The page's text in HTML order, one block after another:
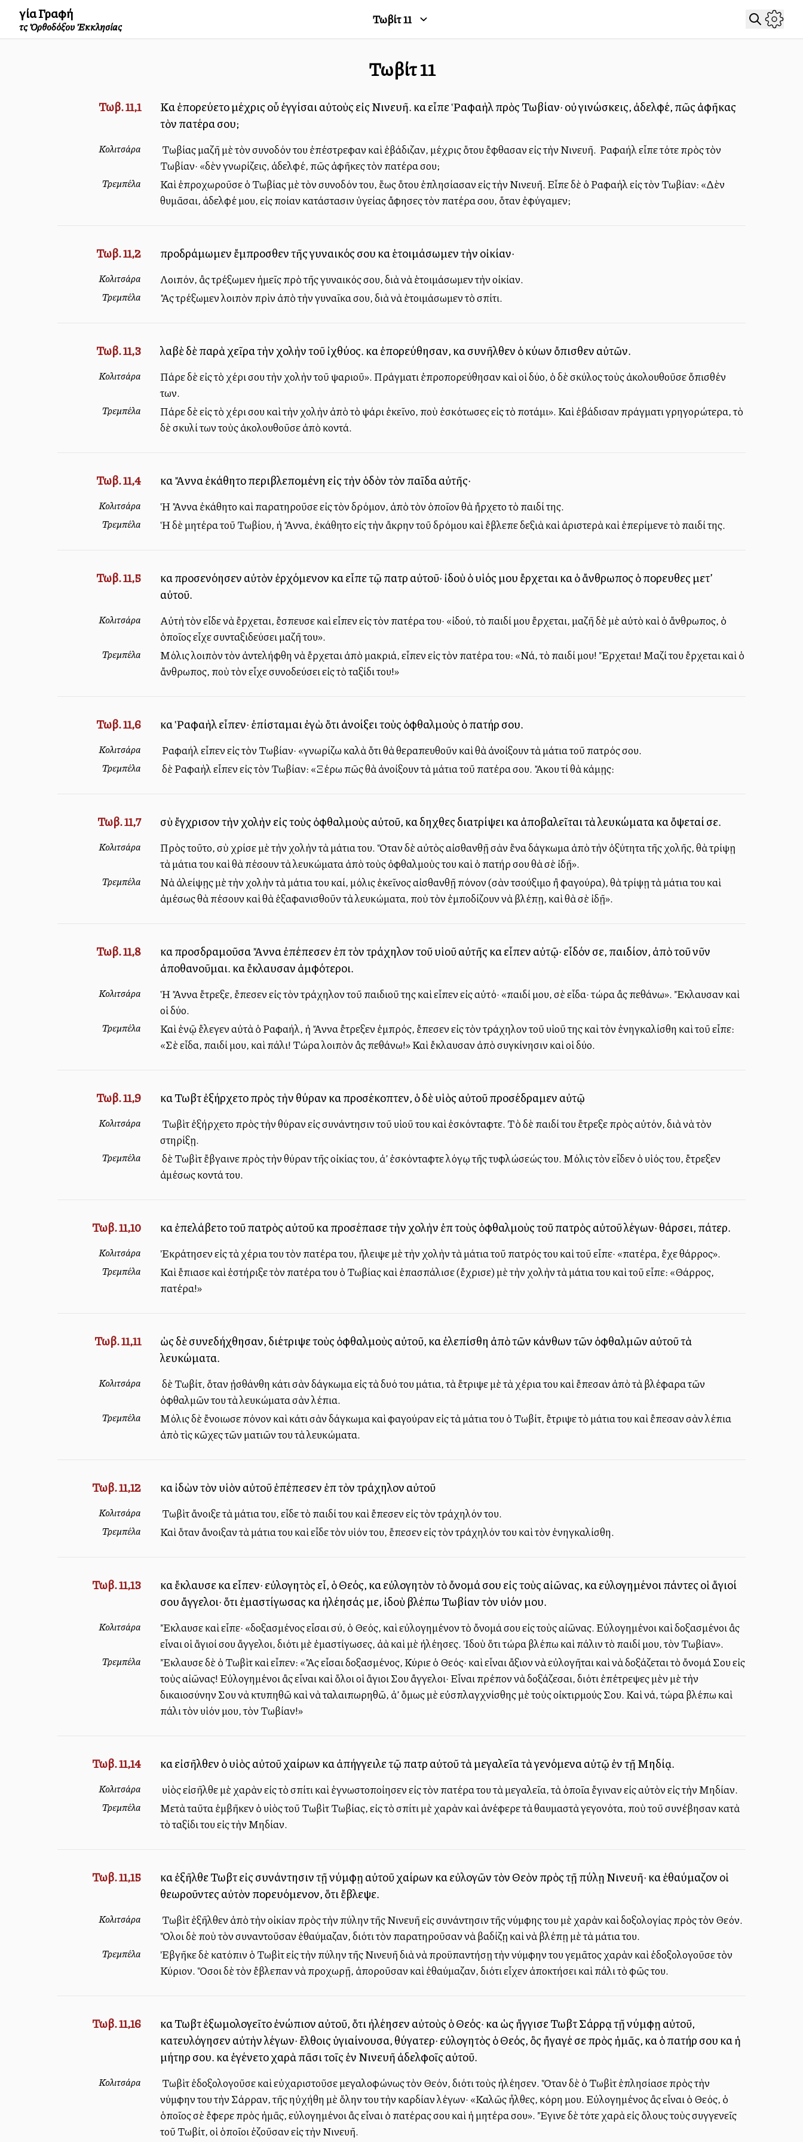
Ἁγία Γραφή
τῆς Ὀρθοδόξου Ἐκκλησίας Τωβίτ11
Τωβίτ11
Τωβ. 11,1
Καὶ ἐπορεύετο μέχρις οὗ ἐγγίσαι αὐτοὺς εἰς Νινευῆ. καὶ εἶπε Ῥαφαὴλ πρὸς Τωβίαν· οὐ γινώσκεις, ἀδελφέ, πῶς ἀφῆκας
τὸν πατέρα σου;
Κολιτσάρα
Ὁ Τωβίας μαζῆ μὲ τὸν συνοδόν του ἐπέστρεφαν καὶ ἐβάδιζαν, μέχρις ὅτου ἔφθασαν εἰς τὴν Νινευῆ. Ὁ Ραφαήλ εἶπε τότε πρὸς τὸν
Τωβίαν· «δὲν γνωρίζεις, ἀδελφέ, πῶς ἀφῆκες τὸν πατέρα σου;
Τρεμπέλα
Καὶ ἐπροχωροῦσε ὁ Τωβίας μὲ τὸν συνοδόν του, ἕως ὅτου ἐπλησίασαν εἰς τὴν Νινευῆ. Εἶπε δὲ ὁ Ραφαὴλ εἰς τὸν Τωβίαν: «Δὲν
θυμᾶσαι, ἀδελφέ μου, εἰς ποίαν κατάστασιν ὑγείας ἄφησες τὸν πατέρα σου, ὅταν ἐφύγαμεν;
Τωβ. 11,2 προδράμωμεν ἔμπροσθεν τῆς γυναικός σου καὶ ἑτοιμάσωμεν τὴν οἰκίαν·
Κολιτσάρα Λοιπόν, ἂς τρέξωμεν ἡμεῖς πρὸ τῆς γυναικός σου, διὰ νὰ ἑτοιμάσωμεν τὴν οἰκίαν.
Τρεμπέλα Ἂς τρέξωμεν λοιπὸν πρὶν ἀπὸ τὴν γυναῖκα σου, διὰ νὰ ἑτοιμάσωμεν τὸ σπίτι.
Τωβ. 11,3 λαβὲ δὲ παρὰ χεῖρα τὴν χολὴν τοῦ ἰχθύος. καὶ ἐπορεύθησαν, καὶ συνῆλθεν ὁ κύων ὄπισθεν αὐτῶν.
Κολιτσάρα
Πάρε δὲ εἰς τὸ χέρι σου τὴν χολὴν τοῦ ψαριοῦ». Πράγματι ἐπροπορεύθησαν καὶ οἱ δύο, ὁ δὲ σκύλος τοὺς ἀκολουθοῦσε ὄπισθέν
των.
Τρεμπέλα
Πάρε δὲ εἰς τὸ χέρι σου καὶ τὴν χολὴν ἀπὸ τὸ ψάρι ἐκεῖνο, ποὺ ἐσκότωσες εἰς τὸ ποτάμι». Καὶ ἐβάδισαν πράγματι γρηγορώτερα, τὸ
δὲ σκυλί των τοὺς ἀκολουθοῦσε ἀπὸ κοντά.
Τωβ. 11,4 καὶ Ἄννα ἐκάθητο περιβλεπομένη εἰς τὴν ὁδὸν τὸν παῖδα αὐτῆς·
Κολιτσάρα Ἡ Ἂννα ἐκάθητο καὶ παρατηροῦσε εἰς τὸν δρόμον, ἀπὸ τὸν ὁποῖον θὰ ἤρχετο τὸ παιδί της.
Τρεμπέλα Ἡ δὲ μητέρα τοῦ Τωβίου, ἡ Ἄννα, ἐκάθητο εἰς τὴν ἄκρην τοῦ δρόμου καὶ ἔβλεπε δεξιὰ καὶ ἀριστερὰ καὶ ἐπερίμενε τὸ παιδί της.
Τωβ. 11,5
καὶ προσενόησεν αὐτὸν ἐρχόμενον καὶ εἶπε τῷ πατρὶ αὐτοῦ· ἰδοὺ ὁ υἱός μου ἔρχεται καὶ ὁ ἄνθρωπος ὁ πορευθεὶς μετ’
αὐτοῦ.
Κολιτσάρα
Αὐτὴ τὸν εἶδε νὰ ἔρχεται, ἔσπευσε καὶ εἶπεν εἰς τὸν πατέρα του· «ἰδού, τὸ παιδί μου ἔρχεται, μαζῆ δὲ μὲ αὐτὸ καὶ ὁ ἄνθρωπος, ὁ
ὁποῖος εἶχε συνταξιδεύσει μαζῆ του».
Τρεμπέλα
Μόλις λοιπὸν τὸν ἀντελήφθη νὰ ἔρχεται ἀπὸ μακριά, εἶπεν εἰς τὸν πατέρα του: «Νά, τὸ παιδί μου! Ἔρχεται! Μαζί του ἔρχεται καὶ ὁ
ἄνθρωπος, ποὺ τὸν εἶχε συνοδεύσει εἰς τὸ ταξίδι του!»
Τωβ. 11,6 καὶ Ῥαφαὴλ εἶπεν· ἐπίσταμαι ἐγὼ ὅτι ἀνοίξει τοὺς ὀφθαλμοὺς ὁ πατήρ σου.
Κολιτσάρα Ὁ Ραφαήλ εἶπεν εἰς τὸν Τωβίαν· «γνωρίζω καλὰ ὅτι θὰ θεραπευθοῦν καὶ θὰ ἀνοίξουν τὰ μάτια τοῦ πατρός σου.
Τρεμπέλα Ὁ δὲ Ραφαὴλ εἶπεν εἰς τὸν Τωβίαν: «Ξέρω πῶς θὰ ἀνοίξουν τὰ μάτια τοῦ πατέρα σου. Ἄκου τί θὰ κάμῃς:
Τωβ. 11,7 σὺ ἔγχρισον τὴν χολὴν εἰς τοὺς ὀφθαλμοὺς αὐτοῦ, καὶ δηχθεὶς διατρίψει καὶ ἀποβαλεῖται τὰ λευκώματα καὶ ὄψεταί σε.
Κολιτσάρα
Πρὸς τοῦτο, σὺ χρίσε μὲ τὴν χολὴν τὰ μάτια του. Ὅταν δὲ αὐτὸς αἰσθανθῇ σὰν ἕνα δάγκωμα ἀπὸ τὴν ὀξύτητα τῆς χολῆς, θὰ τρίψῃ
τὰ μάτια του καὶ θὰ πέσουν τὰ λευκώματα ἀπὸ τοὺς ὀφθαλμοὺς του καὶ ὁ πατήρ σου θὰ σὲ ἰδῇ».
Τρεμπέλα
Νὰ ἀλείψῃς μὲ τὴν χολὴν τὰ μάτια του καί, μόλις ἐκεῖνος αἰσθανθῇ πόνον (σὰν τσούξιμο ἢ φαγούρα), θὰ τρίψῃ τὰ μάτια του καὶ
ἀμέσως θὰ πέσουν καὶ θὰ ἐξαφανισθοῦν τὰ λευκώματα, ποὺ τὸν ἐμποδίζουν νὰ βλέπῃ, καὶ θὰ σὲ ἰδῇ».
Τωβ. 11,8
καὶ προσδραμοῦσα Ἄννα ἐπέπεσεν ἐπὶ τὸν τράχηλον τοῦ υἱοῦ αὐτῆς καὶ εἶπεν αὐτῷ· εἶδόν σε, παιδίον, ἀπὸ τοῦ νῦν
ἀποθανοῦμαι. καὶ ἔκλαυσαν ἀμφότεροι.
Κολιτσάρα
Ἡ Ἄννα ἔτρεξε, ἔπεσεν εἰς τὸν τράχηλον τοῦ παιδιοῦ της καὶ εἶπεν εἰς αὐτό· «παιδί μου, σὲ εἶδα· τώρα ἂς πεθάνω». Ἔκλαυσαν καὶ
οἱ δύο.
Τρεμπέλα
Καὶ ἐνῷ ἔλεγεν αὐτὰ ὁ Ραφαήλ, ἡ Ἄννα ἔτρεξεν ἐμπρός, ἔπεσεν εἰς τὸν τράχηλον τοῦ υἱοῦ της καὶ τὸν ἐνηγκαλίσθη καὶ τοῦ εἶπε:
«Σὲ εἶδα, παιδί μου, καὶ πάλι! Τώρα λοιπὸν ἂς πεθάνω!» Καὶ ἔκλαυσαν ἀπὸ συγκίνησιν καὶ οἱ δύο.
Τωβ. 11,9 καὶ Τωβὶτ ἐξήρχετο πρὸς τὴν θύραν καὶ προσέκοπτεν, ὁ δὲ υἱὸς αὐτοῦ προσέδραμεν αὐτῷ
Κολιτσάρα
Ὁ Τωβὶτ ἐξήρχετο πρὸς τὴν θύραν εἰς συνάντησιν τοῦ υἱοῦ του καὶ ἐσκόνταφτε. Τὸ δὲ παιδί του ἔτρεξε πρὸς αὐτόν, διὰ νὰ τὸν
στηρίξῃ.
Τρεμπέλα
Ὁ δὲ Τωβὶτ ἔβγαινε πρὸς τὴν θύραν τῆς οἰκίας του, ἀλλ’ ἐσκόνταφτε λόγῳ τῆς τυφλώσεώς του. Μόλις τὸν εἶδεν ὁ υἱός του, ἔτρεξεν
ἀμέσως κοντά του.
Τωβ. 11,10 καὶ ἐπελάβετο τοῦ πατρὸς αὐτοῦ καὶ προσέπασε τὴν χολὴν ἐπὶ τοὺς ὀφθαλμοὺς τοῦ πατρὸς αὐτοῦ λέγων· θάρσει, πάτερ.
Κολιτσάρα Ἐκράτησεν εἰς τὰ χέρια του τὸν πατέρα του, ἤλειψε μὲ τὴν χολὴν τὰ μάτια τοῦ πατρός του καὶ τοῦ εἶπε· «πατέρα, ἔχε θάρρος».
Τρεμπέλα
Καὶ ἔπιασε καὶ ἐστήριξε τὸν πατέρα του ὁ Τωβίας καὶ ἐπασπάλισε (ἔχρισε) μὲ τὴν χολὴν τὰ μάτια του καὶ τοῦ εἶπε: «Θάρρος,
πατέρα!»
Τωβ. 11,11
ὡς δὲ συνεδήχθησαν, διέτριψε τοὺς ὀφθαλμοὺς αὐτοῦ, καὶ ἐλεπίσθη ἀπὸ τῶν κάνθων τῶν ὀφθαλμῶν αὐτοῦ τὰ
λευκώματα.
Κολιτσάρα
Ὁ δὲ Τωβίτ, ὅταν ᾐσθάνθη κάτι σὰν δάγκωμα εἰς τὰ δυό του μάτια, τὰ ἔτριψε μὲ τὰ χέρια του καὶ ἔπεσαν ἀπὸ τὰ βλέφαρα τῶν
ὀφθαλμῶν του τὰ λευκώματα σὰν λέπια.
Τρεμπέλα
Μόλις δὲ ἔνοιωσε πόνον καὶ κάτι σὰν δάγκωμα καὶ φαγούραν εἰς τὰ μάτια του ὁ Τωβίτ, ἔτριψε τὸ μάτια του καὶ ἔπεσαν σὰν λέπια
ἀπὸ τὶς κῶχες τῶν ματιῶν του τὰ λευκώματα.
Τωβ. 11,12 καὶ ἰδὼν τὸν υἱὸν αὐτοῦ ἐπέπεσεν ἐπὶ τὸν τράχηλον αὐτοῦ
Κολιτσάρα Ὁ Τωβὶτ ἄνοιξε τὰ μάτια του, εἶδε τὸ παιδί του καὶ ἔπεσεν εἰς τὸν τράχηλόν του.
Τρεμπέλα Καὶ ὅταν ἄνοιξαν τὰ μάτια του καὶ εἶδε τὸν υἱόν του, ἔπεσεν εἰς τὸν τράχηλόν του καὶ τὸν ἐνηγκαλίσθη.
Τωβ. 11,13
καὶ ἔκλαυσε καὶ εἶπεν· εὐλογητὸς εἶ, ὁ Θεός, καὶ εὐλογητὸν τὸ ὄνομά σου εἰς τοὺς αἰῶνας, καὶ εὐλογημένοι πάντες οἱ ἅγιοί
σου ἄγγελοι· ὅτι ἐμαστίγωσας καὶ ἠλέησάς με, ἰδοὺ βλέπω Τωβίαν τὸν υἱόν μου.
Κολιτσάρα
Ἔκλαυσε καὶ εἶπε· «δοξασμένος εἶσαι σύ, ὁ Θεός, καὶ εὐλογημένον τὸ ὄνομά σου εἰς τοὺς αἰῶνας. Εὐλογημένοι καὶ δοξασμένοι ἂς
εἶναι οἱ ἅγιοί σου ἄγγελοι, διότι μὲ ἐμαστίγωσες, ἀλλὰ καὶ μὲ ἠλέησες. Ἰδοὺ ὅτι τώρα βλέπω καὶ πάλιν τὸ παιδί μου, τὸν Τωβίαν».
Τρεμπέλα
Ἔκλαυσε δὲ ὁ Τωβὶτ καὶ εἶπεν: «Ἂς εἶσαι δοξασμένος, Κύριε ὁ Θεός· καὶ εἶναι ἄξιον νὰ εὐλογῆται καὶ νὰ δοξάζεται τὸ ὄνομά Σου εἰς
τοὺς αἰῶνας! Εὐλογημένοι ἂς εἶναι καὶ ὅλοι οἱ ἅγιοι Σου ἄγγελοι· Εἶναι πρέπον νὰ δοξάζεσαι, διότι ἐπέτρεψες μὲν μὲ τὴν
δικαιοσύνην Σου νὰ κτυπηθῶ καὶ νὰ ταλαιπωρηθῶ, ἀλλ’ ὅμως μὲ εὐσπλαγχνίσθης μὲ τοὺς οἰκτιρμούς Σου. Καὶ νά, τώρα βλέπω καὶ
πάλι τὸν υἱόν μου, τὸν Τωβίαν!»
Τωβ. 11,14 καὶ εἰσῆλθεν ὁ υἱὸς αὐτοῦ χαίρων καὶ ἀπήγγειλε τῷ πατρὶ αὐτοῦ τὰ μεγαλεῖα τὰ γενόμενα αὐτῷ ἐν τῇ Μηδίᾳ.
Κολιτσάρα Ὁ υἱὸς εἰσῆλθε μὲ χαρὰν εἰς τὸ σπίτι καὶ ἐγνωστοποίησεν εἰς τὸν πατέρα του τὰ μεγαλεῖα, τὰ ὁποῖα ἔγιναν εἰς αὐτὸν εἰς τὴν Μηδίαν.
Τρεμπέλα
Μετὰ ταῦτα ἐμβῆκεν ὁ υἱὸς τοῦ Τωβὶτ Τωβίας, εἰς τὸ σπίτι μὲ χαρὰν καὶ ἀνέφερε τὰ θαυμαστὰ γεγονότα, ποὺ τοῦ συνέβησαν κατὰ
τὸ ταξίδι του εἰς τὴν Μηδίαν.
Τωβ. 11,15
καὶ ἐξῆλθε Τωβὶτ εἰς συνάντησιν τῇ νύμφῃ αὐτοῦ χαίρων καὶ εὐλογῶν τὸν Θεὸν πρὸς τῇ πύλῃ Νινευῆ· καὶ ἐθαύμαζον οἱ
θεωροῦντες αὐτὸν πορευόμενον, ὅτι ἔβλεψε.
Κολιτσάρα
Ὁ Τωβὶτ ἐξῆλθεν ἀπὸ τὴν οἰκίαν πρὸς τὴν πύλην τῆς Νινευῆ εἰς συνάντησιν τῆς νύμφης του μὲ χαρὰν καὶ δοξολογίας πρὸς τὸν Θεόν.
Ὅλοι δὲ ποὺ τὸν συναντοῦσαν ἐθαύμαζαν, διότι τὸν παρατηροῦσαν νὰ βαδίζῃ καὶ νὰ βλέπῃ μὲ τὰ μάτια του.
Τρεμπέλα
Ἐβγῆκε δὲ κατόπιν ὁ Τωβὶτ εἰς τὴν πύλην τῆς Νινευῆ διὰ νὰ προϋπαντήσῃ τὴν νύμφην του γεμᾶτος χαρὰν καὶ ἐδοξολογοῦσε τὸν
Κύριον. Ὅσοι δὲ τὸν ἔβλεπαν νὰ προχωρῇ, ἀποροῦσαν καὶ ἐθαύμαζαν, διότι εἶχεν ἀποκτήσει καὶ πάλι τὸ φῶς του.
Τωβ. 11,16
καὶ Τωβὶτ ἐξωμολογεῖτο ἐνώπιον αὐτοῦ, ὅτι ἠλέησεν αὐτοὺς ὁ Θεός· καὶ ὡς ἤγγισε Τωβὶτ Σάρρᾳ τῇ νύμφῃ αὐτοῦ,
κατευλόγησεν αὐτὴν λέγων· ἔλθοις ὑγιαίνουσα, θύγατερ· εὐλογητὸς ὁ Θεός, ὃς ἤγαγέ σε πρὸς ἡμᾶς, καὶ ὁ πατήρ σου καὶ ἡ
μήτηρ σου. καὶ ἐγένετο χαρὰ πᾶσι τοῖς ἐν Νινευῆ ἀδελφοῖς αὐτοῦ.
Κολιτσάρα
Ὁ Τωβὶτ ἐδοξολογοῦσε καὶ εὐχαριστοῦσε μεγαλοφώνως τὸν Θεόν, διότι τοὺς ἠλέησεν. Ὅταν δὲ ὁ Τωβὶτ ἐπλησίασε πρὸς τὴν
νύμφην του τὴν Σάρραν, τῆς ηὐχήθη μὲ ὅλην του τὴν καρδίαν λέγων· «Καλῶς ἦλθες, κόρη μου. Εὐλογημένος ἂς εἶναι ὁ Θεός, ὁ
ὁποῖος σὲ ἔφερε πρὸς ἡμᾶς, εὐλογημένοι ἂς εἶναι ὁ πατέρας σου καὶ ἡ μητέρα σου». Ἔγινε δὲ τότε χαρὰ εἰς ὅλους τοὺς συγγενεῖς
τοῦ Τωβίτ, οἱ ὁποῖοι ἐζοῦσαν εἰς τὴν Νινευῆ.